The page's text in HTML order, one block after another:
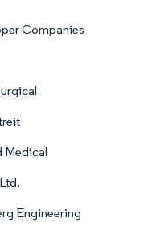
Companies
Medical
Engineering